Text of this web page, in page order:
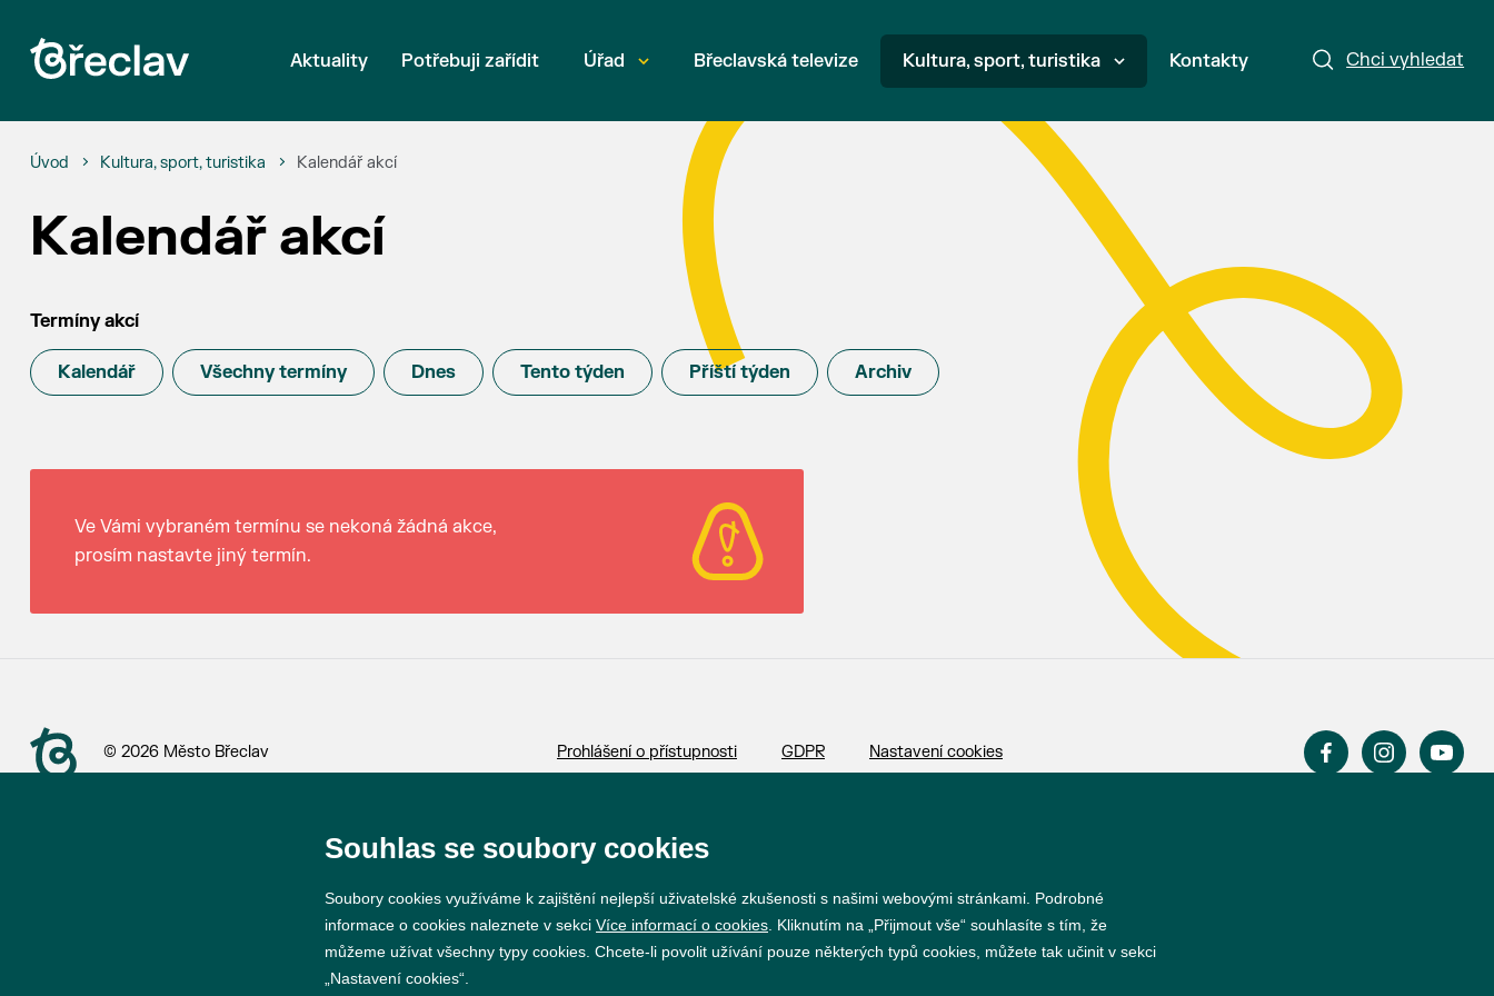
Chci vyhledat
Aktuality Potřebuji zařídit Úřad Břeclavská televize Kultura, sport, turistika Kontakty
Úvod Kultura, sport, turistika Kalendář akcí
Kalendář akcí
Termíny akcí
Kalendář Všechny termíny Dnes Tento týden Příští týden Archiv
Ve Vámi vybraném termínu se nekoná žádná akce,
prosím nastavte jiný termín.
© 2026 Město Břeclav Prohlášení o přístupnosti GDPR Nastavení cookies
Souhlas se soubory cookies
Soubory cookies využíváme k zajištění nejlepší uživatelské zkušenosti s našimi webovými stránkami. Podrobné
informace o cookies naleznete v sekci Více informací o cookies . Kliknutím na „Přijmout vše“ souhlasíte s tím, že
můžeme užívat všechny typy cookies. Chcete-li povolit užívání pouze některých typů cookies, můžete tak učinit v sekci
„Nastavení cookies“.